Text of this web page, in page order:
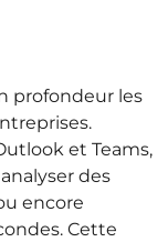
profondeur les
et Teams,
des
encore
Cette